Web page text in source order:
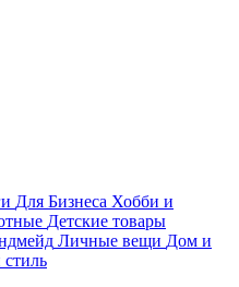
Для Бизнеса Хобби и
Детские товары
Личные вещи Дом и